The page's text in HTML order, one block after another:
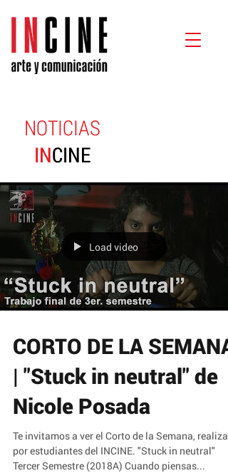
NOTICIAS
INCINE
Load video
CORTO DE LA SEMANA
| "Stuck in neutral" de
Nicole Posada
Te invitamos a ver el Corto de la Semana,
por estudiantes del INCINE. "Stuck in neutral"
Tercer Semestre (2018A) Cuando piensas...